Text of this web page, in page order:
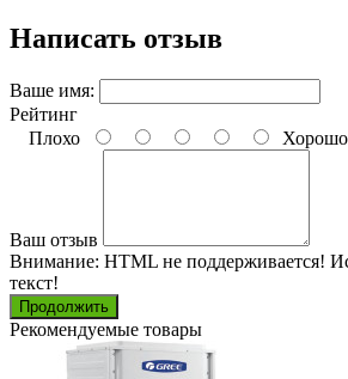
Написать отзыв
Ваше имя:
Рейтинг
Плохо
Хорошо
Ваш отзыв
Внимание: HTML не поддерживается!
текст!
Продолжить
Рекомендуемые товары